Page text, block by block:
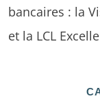
bancaires : la
et la LCL